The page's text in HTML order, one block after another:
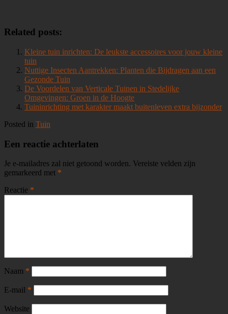
Related posts:
Kleine tuin inrichten: De leukste accessoires voor jouw kleine
tuin
Nuttige Insecten Aantrekken: Planten die Bijdragen aan een
Gezonde Tuin
De Voordelen van Verticale Tuinen in Stedelijke
Omgevingen: Groen in de Hoogte
Tuininrichting met karakter maakt buitenleven extra bijzonder
Posted in Tuin
Een reactie achterlaten
Je e-mailadres zal niet getoond worden. Vereiste velden zijn
gemarkeerd met *
Reactie *
Naam *
E-mail *
Website